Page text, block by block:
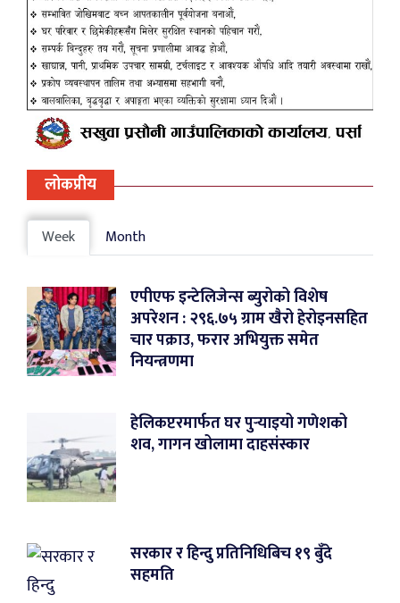
लोकप्रीय
Week Month
एपीएफ इन्टेलिजेन्स ब्युरोको विशेष
अपरेशन : २९६.७५ ग्राम खैरो हेरोइनसहित
चार पक्राउ, फरार अभियुक्त समेत
नियन्त्रणमा
हेलिकप्टरमार्फत घर पुर्‍याइयो गणेशको
शव, गागन खोलामा दाहसंस्कार
सरकार र हिन्दु प्रतिनिधिबिच १९ बुँदे
सहमति